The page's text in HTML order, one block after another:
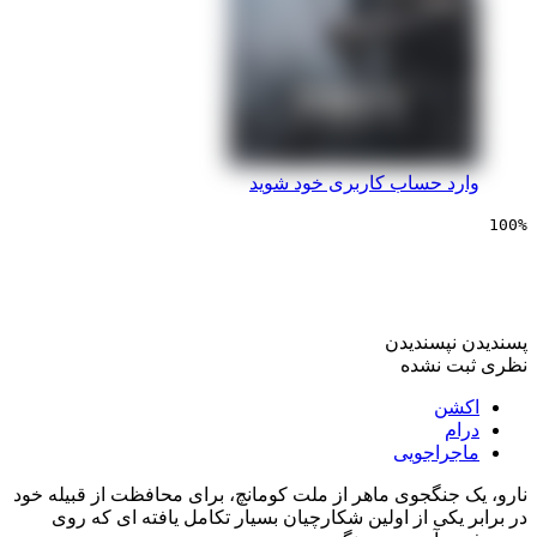
حساب کاربری خود شوید
نشده
ماهر از ملت کومانچ، برای محافظت از قبیله خود
از اولین شکارچیان بسیار تکامل یافته ای که روی